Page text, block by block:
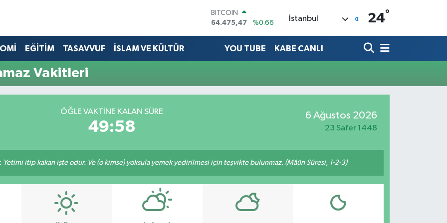
BITCOIN
64.475,47
%0.66
EURO
55,1336
%0.18
İstanbul 24°
EĞİTİM TASAVVUF İSLAM VE KÜLTÜR YOU TUBE KABE CANLI
Vakitleri
ÖĞLE VAKTINE KALAN SÜRE
49:58
6 Ağustos 2026
23 Safer 1448
itip kakan işte odur. Ve (o kimse) yoksula yemek yedirilmesi için teşvikte bulunmaz. (Mâûn Sûresi, 1-2-3)